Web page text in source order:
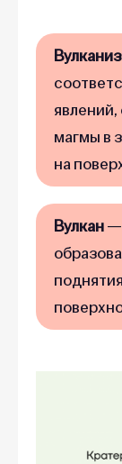
магмы в
на
Вулкан—